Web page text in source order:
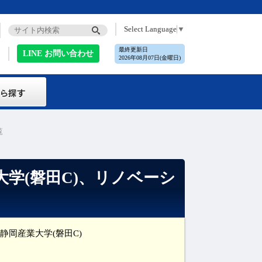
Select Language ▼
LINE お問い合わせ
最終更新日
2026年08月07日(金曜日)
学(磐田C)、リノベーシ
岡産業大学(磐田C)